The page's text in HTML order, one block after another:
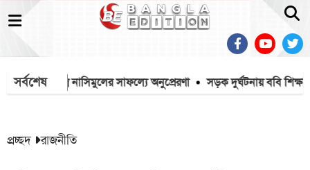
সর্বশেষ নাসিমুলের সাফল্যে অনুপ্রেরণা সড়ক দুর্ঘটনায় ববি
প্রচ্ছদ রাজনীতি